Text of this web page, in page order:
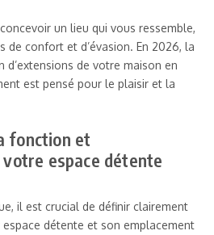
un lieu qui vous ressemble,
de confort et d’évasion. En 2026, la
d’extensions de votre maison en
est pensé pour le plaisir et la
fonction et
votre espace détente
il est crucial de définir clairement
détente et son emplacement